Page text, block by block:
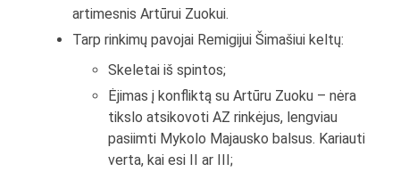
artimesnis Artūrui Zuokui.
Tarp rinkimų pavojai Remigijui Šimašiui keltų:
Skeletai iš spintos;
Ėjimas į konfliktą su Artūru Zuoku – nėra
tikslo atsikovoti AZ rinkėjus, lengviau
pasiimti Mykolo Majausko balsus. Kariauti
verta, kai esi II ar III;